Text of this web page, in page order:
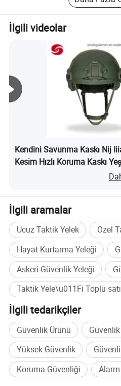
İlgili videolar
Kendini Savunma Kaskı Nij
Kesim Hızlı Koruma Kaskı
İlgili aramalar
Ucuz Taktik Yelek
Özel
Hayat Kurtarma Yeleği
Askeri Güvenlik Yeleği
Taktik Yele\u011Fi Toplu
İlgili tedarikçiler
Güvenlik Ürünü
Yüksek Güvenlik
Koruma Güvenliği